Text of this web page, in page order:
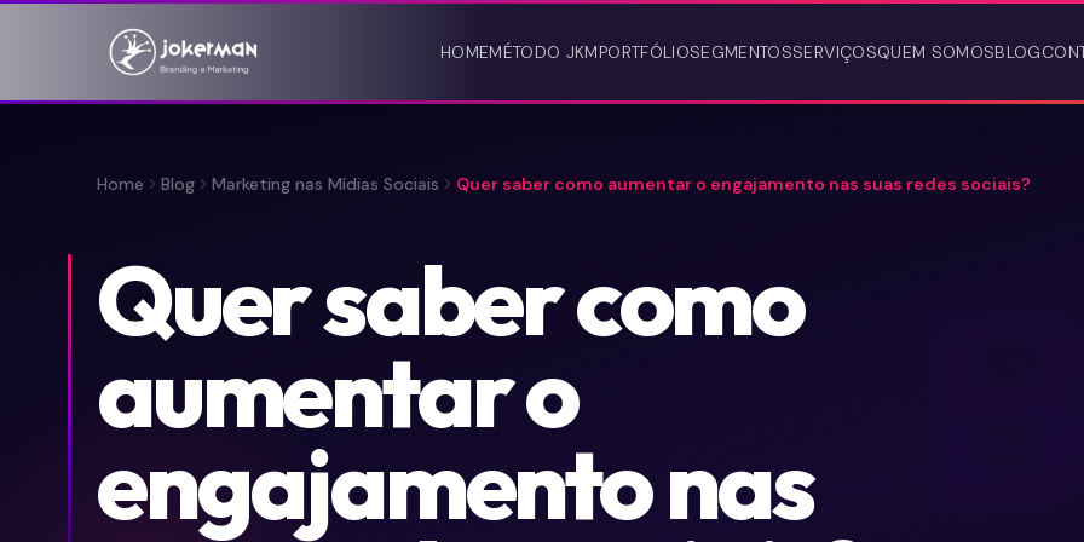
HOMEMÉTODO JKMPORTFÓLIOSEGMENTOSSERVIÇOSQUEM SOMOSBLOG
Home Blog Marketing nas Mídias Sociais Quer saber como aumentar o engajamento nas suas redes sociais?
Quer saber como
aumentar o
engajamento nas